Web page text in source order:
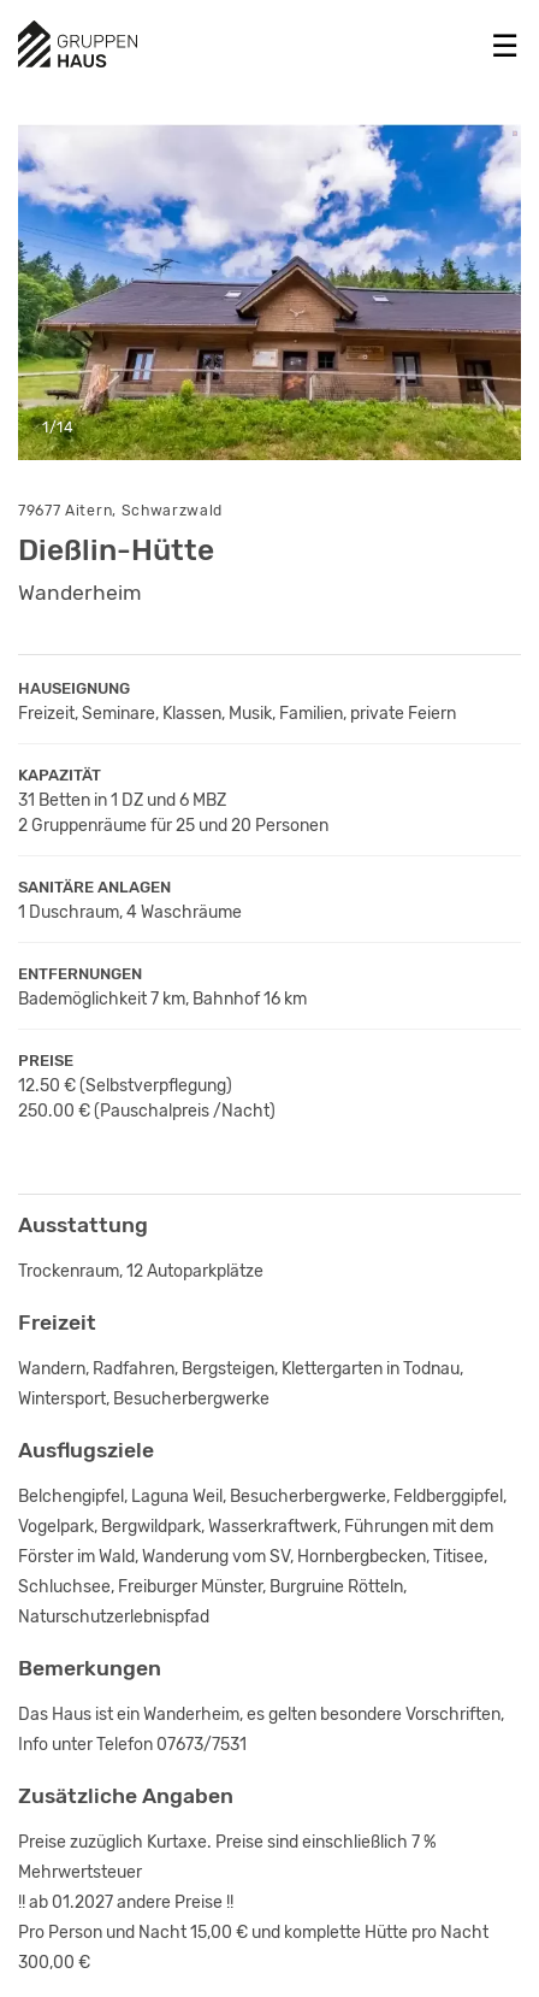
1/14
79677 Aitern, Schwarzwald
Dießlin-Hütte
Wanderheim
HAUSEIGNUNG
Freizeit, Seminare, Klassen, Musik, Familien, private Feiern
KAPAZITÄT
31 Betten in 1 DZ und 6 MBZ
2 Gruppenräume für 25 und 20 Personen
SANITÄRE ANLAGEN
1 Duschraum, 4 Waschräume
ENTFERNUNGEN
Bademöglichkeit 7 km, Bahnhof 16 km
PREISE
12.50 €(Selbstverpflegung)
250.00 € (Pauschalpreis /Nacht)
Ausstattung
Trockenraum, 12 Autoparkplätze
Freizeit
Wandern, Radfahren, Bergsteigen, Klettergarten in Todnau,
Wintersport, Besucherbergwerke
Ausflugsziele
Belchengipfel, Laguna Weil, Besucherbergwerke, Feldberggipfel,
Vogelpark, Bergwildpark, Wasserkraftwerk, Führungen mit dem
Förster im Wald, Wanderung vom SV, Hornbergbecken, Titisee,
Schluchsee, Freiburger Münster, Burgruine Rötteln,
Naturschutzerlebnispfad
Bemerkungen
Das Haus ist ein Wanderheim, es gelten besondere Vorschriften,
Info unter Telefon 07673/7531
Zusätzliche Angaben
Preise zuzüglich Kurtaxe. Preise sind einschließlich 7 %
Mehrwertsteuer
!! ab 01.2027 andere Preise !!
Pro Person und Nacht 15,00 € und komplette Hütte pro Nacht
300,00 €